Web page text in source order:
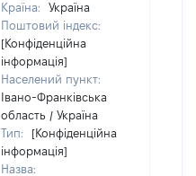
Країна:
Україна
Поштовий індекс:
[Конфіденційна
інформація]
Населений пункт:
Івано-Франківська
область / Україна
Тип:
[Конфіденційна
інформація]
Назва: